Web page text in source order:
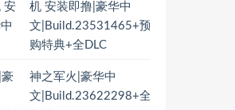
机 安装即撸|豪华中
文|Build.23531465+预
购特典+全DLC
神之军火|豪华中
文|Build.23622298+全